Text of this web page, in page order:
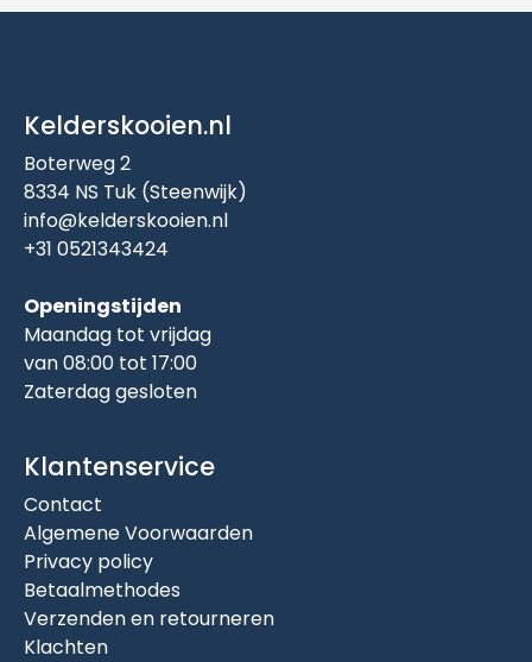
Kelderskooien.nl
Boterweg 2
8334 NS Tuk (Steenwijk)
info@kelderskooien.nl
+31 0521343424
Openingstijden
Maandag tot vrijdag
van 08:00 tot 17:00
Zaterdag gesloten
Klantenservice
Contact
Algemene Voorwaarden
Privacy policy
Betaalmethodes
Verzenden en retourneren
Klachten